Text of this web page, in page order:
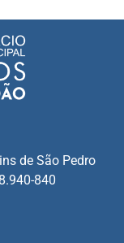
de São Pedro
840